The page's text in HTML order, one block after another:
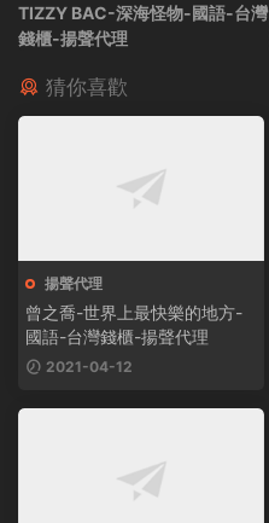
TIZZY BAC-深海怪物-國語-台灣
錢櫃-揚聲代理
猜你喜歡
揚聲代理
曾之喬-世界上最快樂的地方-
國語-台灣錢櫃-揚聲代理
2021-04-12